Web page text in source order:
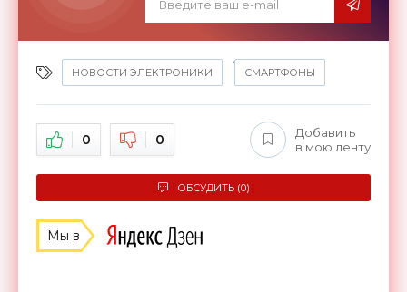
НОВОСТИ ЭЛЕКТРОНИКИ
,
СМАРТФОНЫ
0 0
Добавить
в мою ленту
ОБСУДИТЬ (0)
Мы в